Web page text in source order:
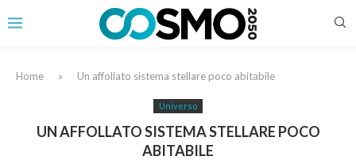
Home » Un affollato sistema stellare poco abitabile
Universo
UN AFFOLLATO SISTEMA STELLARE POCO
ABITABILE